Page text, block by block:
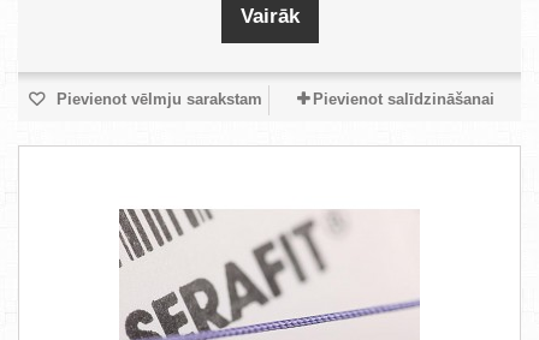
Vairāk
Pievienot vēlmju sarakstam Pievienot salīdzināšanai